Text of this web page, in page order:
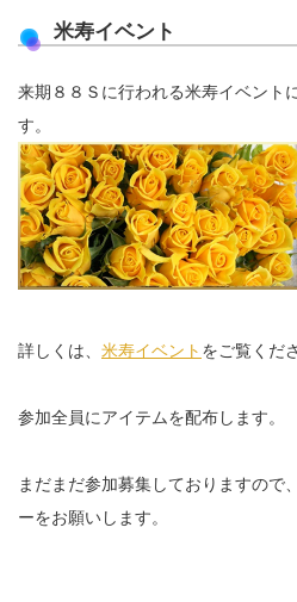
米寿イベント
来期８８Ｓに行われる米寿イベント
す。
詳しくは、 米寿イベント をご覧くだ
参加全員にアイテムを配布します。
まだまだ参加募集しておりますので
ーをお願いします。